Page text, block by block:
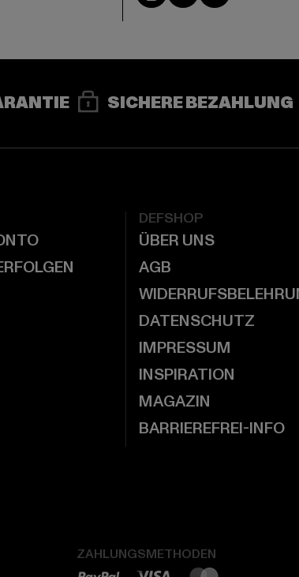
SICHERE BEZAHLUNG
DEFSHOP
ÜBER UNS
AGB
DATENSCHUTZ
IMPRESSUM
INSPIRATION
MAGAZIN
BARRIEREFREI-INFO
ZAHLUNGSMETHODEN